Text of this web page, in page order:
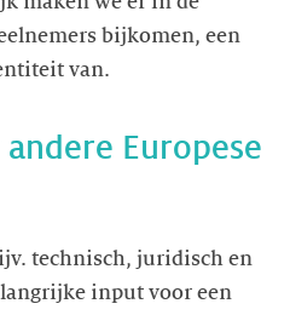
bijkomen, een
van.
Europese
technisch, juridisch en
input voor een